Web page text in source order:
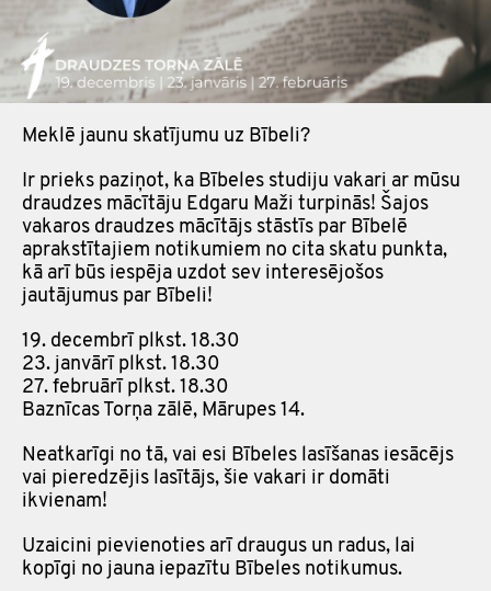
Meklē jaunu skatījumu uz Bībeli?
Ir prieks paziņot, ka Bībeles studiju vakari ar mūsu
draudzes mācītāju Edgaru Maži turpinās! Šajos
vakaros draudzes mācītājs stāstīs par Bībelē
aprakstītajiem notikumiem no cita skatu punkta,
kā arī būs iespēja uzdot sev interesējošos
jautājumus par Bībeli!
19. decembrī plkst. 18.30
23. janvārī plkst. 18.30
27. februārī plkst. 18.30
Baznīcas Torņa zālē, Mārupes 14.
Neatkarīgi no tā, vai esi Bībeles lasīšanas iesācējs
vai pieredzējis lasītājs, šie vakari ir domāti
ikvienam!
Uzaicini pievienoties arī draugus un radus, lai
kopīgi no jauna iepazītu Bībeles notikumus.